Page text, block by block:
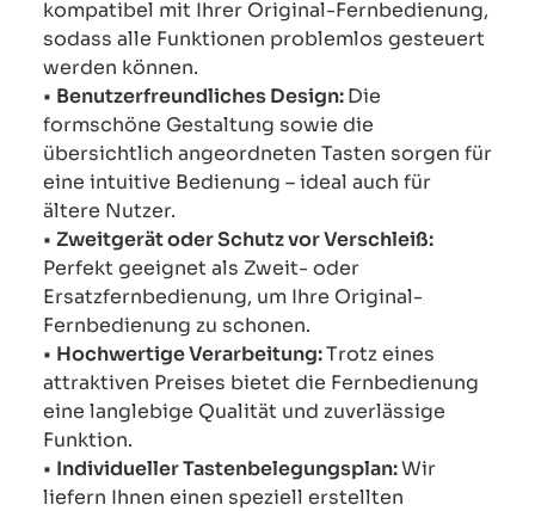
kompatibel mit Ihrer Original-Fernbedienung,
sodass alle Funktionen problemlos gesteuert
werden können.
• Benutzerfreundliches Design:Die
formschöne Gestaltung sowie die
übersichtlich angeordneten Tasten sorgen für
eine intuitive Bedienung – ideal auch für
ältere Nutzer.
• Zweitgerät oder Schutz vor Verschleiß:
Perfekt geeignet als Zweit- oder
Ersatzfernbedienung, um Ihre Original-
Fernbedienung zu schonen.
• Hochwertige Verarbeitung:Trotz eines
attraktiven Preises bietet die Fernbedienung
eine langlebige Qualität und zuverlässige
Funktion.
• Individueller Tastenbelegungsplan:Wir
liefern Ihnen einen speziell erstellten